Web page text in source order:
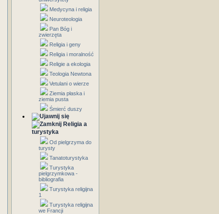
Medycyna i religia
Neuroteologia
Pan Bóg i
zwierzęta
Religia i geny
Religia i moralność
Religie a ekologia
Teologia Newtona
Vetulani o wierze
Ziemia płaska i
ziemia pusta
Śmierć duszy
Religia a
turystyka
Od pielgrzyma do
turysty
Tanatoturystyka
Turystyka
pielgrzymkowa -
bibliografia
Turystyka religijna
1
Turystyka religijna
we Francji